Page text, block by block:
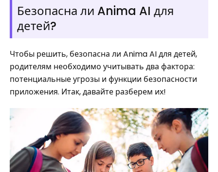
Безопасна ли Anima AI для
детей?
Чтобы решить, безопасна ли Anima AI для детей,
родителям необходимо учитывать два фактора:
потенциальные угрозы и функции безопасности
приложения. Итак, давайте разберем их!